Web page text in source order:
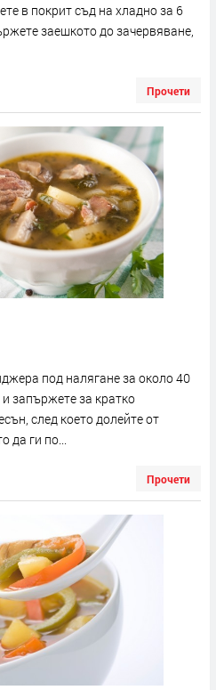
в покрит съд на хладно за 6
заешкото до зачервяване,
Прочети
под налягане за около 40
запържете за кратко
след което долейте от
да ги по...
Прочети